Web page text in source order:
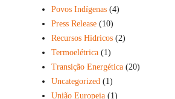
Povos Indígenas(4)
Press Release(10)
Recursos Hídricos(2)
Termoelétrica(1)
Transição Energética(20)
Uncategorized (1)
União Europeia(1)